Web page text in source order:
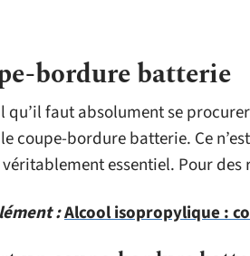
bordure batterie
qu’il faut absolument se
coupe-bordure batterie. Ce
essentiel. Pour des
:Alcool isopropylique :